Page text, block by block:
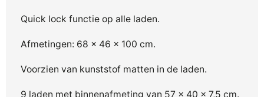
Quick lock functie op alle laden.
Afmetingen: 68 x 46 x 100 cm.
Voorzien van kunststof matten in de laden.
9 laden met binnenafmeting van 57 x 40 x 7,5 cm.